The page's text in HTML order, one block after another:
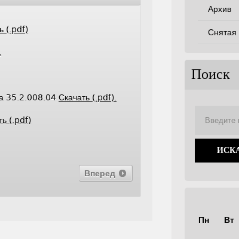
(.pdf)
35.2.008.04Скачать (.pdf).
(.pdf)
Вперед
Архив
Снятая
Поиск
Пн Вт